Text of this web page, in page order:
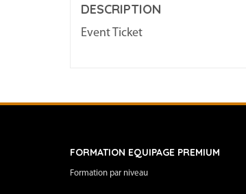
DESCRIPTION
Event Ticket
FORMATION EQUIPAGE PREMIUM
Formation par niveau